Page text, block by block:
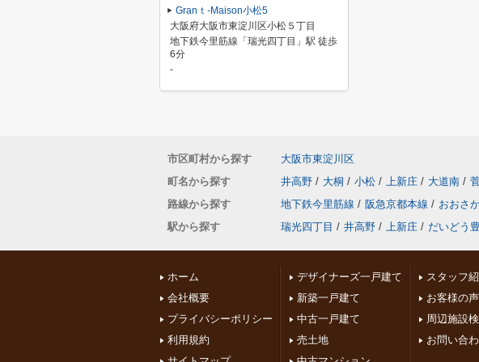
Granｔ-Maison小松5
大阪府大阪市東淀川区小松５丁目
地下鉄今里筋線「瑞光四丁目」駅 徒歩
6分
-
市区町村から探す
大阪市東淀川区
町名から探す
井高野 / 大桐 / 小松 / 上新庄 / 大道南 /
路線から探す
地下鉄今里筋線 / 阪急京都本線 / おおさ
駅から探す
瑞光四丁目 / 井高野 / 上新庄 / だいどう
ホーム
会社概要
プライバシーポリシー
利用規約
デザイナーズ一戸建て
新築一戸建て
中古一戸建て
売土地
スタッフ
お客様の声
周辺施設
お問い合